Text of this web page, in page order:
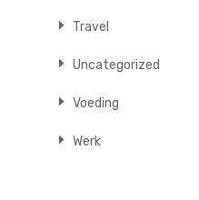
Travel
Uncategorized
Voeding
Werk